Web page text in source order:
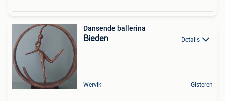
Dansende ballerina
Bieden Details
Wervik Gisteren